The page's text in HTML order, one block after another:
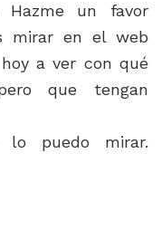
un favor
mirar en el web
a ver con qué
que tengan
puedo mirar.